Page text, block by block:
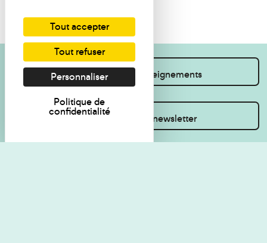
Je souhaite des renseignements
Inscrivez-vous à la newsletter
Tout accepter
Tout refuser
Personnaliser
Politique de
confidentialité